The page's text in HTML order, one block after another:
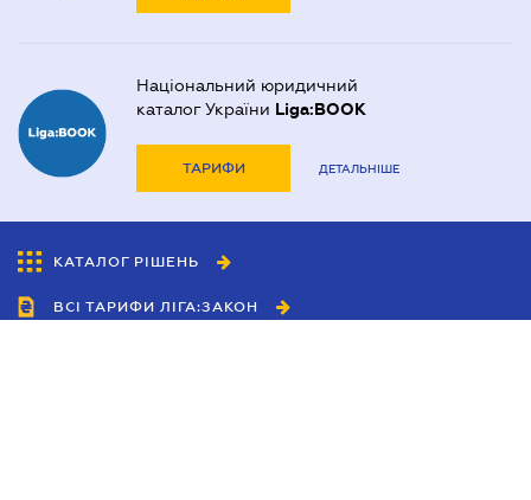
Національний юридичний
каталог України Liga:BOOK
ТАРИФИ ДЕТАЛЬНІШЕ
КАТАЛОГ РІШЕНЬ
ВСІ ТАРИФИ ЛІГА:ЗАКОН